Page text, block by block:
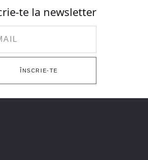
te la newsletter
ÎNSCRIE-TE